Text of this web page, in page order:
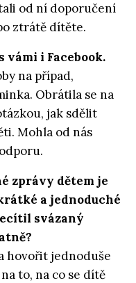
od ní doporučení
ztrátě dítěte.
i Facebook.
na případ,
Obrátila se na
jak sdělit
Mohla od nás
zprávy dětem je
a jednoduché
svázaný
hovořit jednoduše
to, na co se dítě